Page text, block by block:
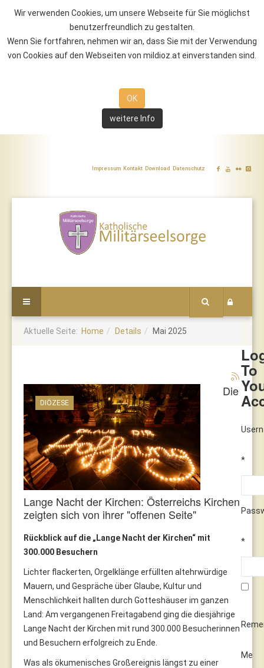
Wir verwenden Cookies, um unsere Webseite für Sie möglichst
benutzerfreundlich zu gestalten.
Wenn Sie fortfahren, nehmen wir an, dass Sie mit der Verwendung
von Cookies auf den Webseiten von mildioz.at einverstanden sind.
OK
weitere Info
Impressum Kontakt Download Datenschutz
To
*
*
Me
Aktuelle Seite: Home Details Mai 2025
DIÖZESE
Die
Lange Nacht der Kirchen: Österreichs Kirchen
zeigten sich von ihrer "offenen Seite"
Rückblick auf die „Lange Nacht der Kirchen“ mit
300.000 Besuchern
Lichter flackerten, Orgelklänge erfüllten altehrwürdige
Mauern, und Gespräche über Glaube, Kultur und
Menschlichkeit hallten durch Gotteshäuser im ganzen
Land: Am vergangenen Freitagabend ging die diesjährige
Lange Nacht der Kirchen mit rund 300.000 Besucherinnen
und Besuchern erfolgreich zu Ende.
Was als ökumenisches Großereignis längst zu einer